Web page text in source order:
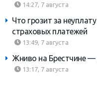
14:27, 7 августа
Что грозит за
страховых платежей
13:49, 7 августа
Жниво на Брестчине
13:17, 7 августа